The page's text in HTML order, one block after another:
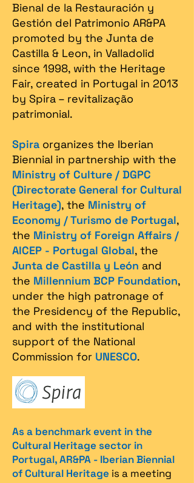
Bienal de la Restauración y
Gestión del Patrimonio AR&PA
promoted by the Junta de
Castilla & Leon, in Valladolid
since 1998, with the Heritage
Fair, created in Portugal in 2013
by Spira – revitalização
patrimonial.​
Spira organizes the Iberian
Biennial in partnership with the
Ministry of Culture / DGPC
(Directorate General for Cultural
Heritage), the Ministry of
Economy / Turismo de Portugal,
the Ministry of Foreign Affairs /
AICEP - Portugal Global, the
Junta de Castilla y León and
the Millennium BCP Foundation,
under the high patronage of
the Presidency of the Republic,
and with the institutional
support of the National
Commission for UNESCO.
As a benchmark event in the
Cultural Heritage sector in
Portugal, AR&PA - Iberian Biennial
of Cultural Heritage is a meeting